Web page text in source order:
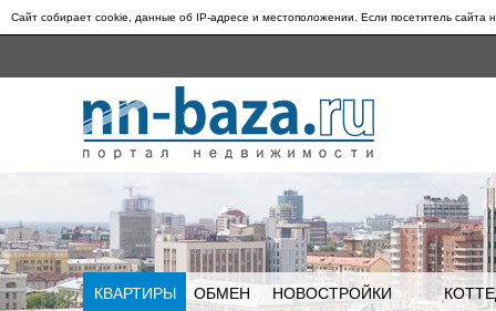
Сайт собирает cookie, данные об IP-адресе и местоположении. Если посетитель сайта
КВАРТИРЫ ОБМЕН НОВОСТРОЙКИ